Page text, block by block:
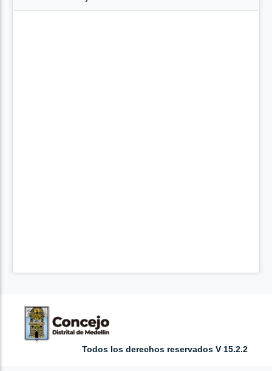
Todos los derechos reservados V 15.2.2